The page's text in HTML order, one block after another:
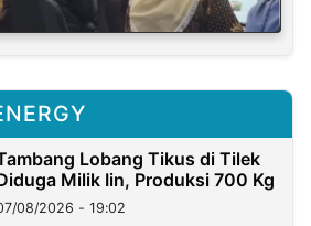
Lobang Tikus di Tilek
Milik Iin, Produksi 700 Kg
08/2026 - 19:02